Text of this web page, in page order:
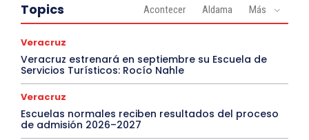
Topics Acontecer Aldama Más
Veracruz
Veracruz estrenará en septiembre su Escuela de
Servicios Turísticos: Rocío Nahle
Veracruz
Escuelas normales reciben resultados del proceso
de admisión 2026–2027